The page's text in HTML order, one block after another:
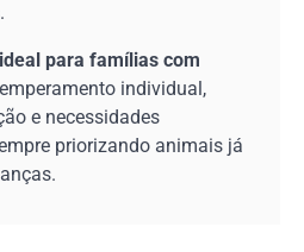
para famílias com
individual,
e necessidades
priorizando animais já